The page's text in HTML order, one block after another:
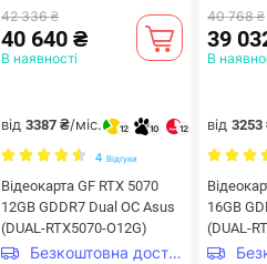
42 336 ₴
40 640 ₴
В наявності
від 3387 ₴/міс. 12 10 12
4 Відгуки
Відеокарта GF RTX 5070
12GB GDDR7 Dual OC Asus
(DUAL-RTX5070-O12G)
Безкоштовна доставка
40 768 ₴
39
В
від 3253
16GB
(DUAL-